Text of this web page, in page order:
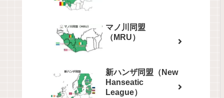
マノ川同盟
（MRU）
新ハンザ同盟（New
Hanseatic
League）